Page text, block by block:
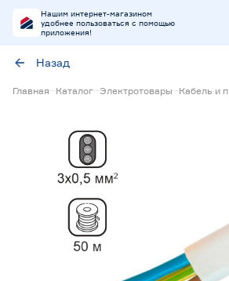
Нашим интернет-магазином
удобнее пользоваться с помощью
приложения!
Назад
Главная Каталог Электротовары Кабель и